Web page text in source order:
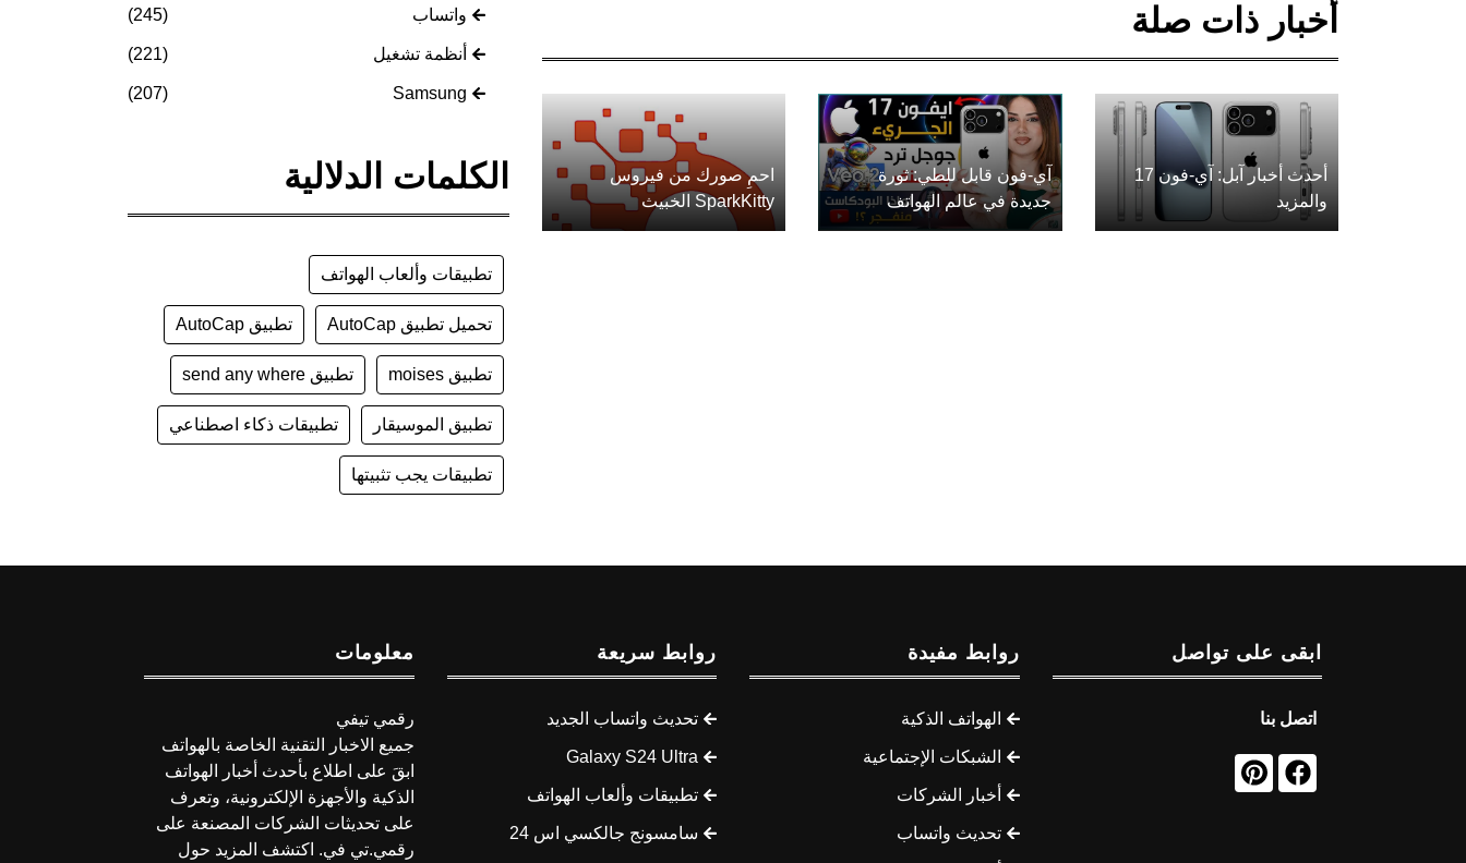
أخبار ذات صلة
أحدث أخبار آبل: آي-فون 17
والمزيد
آي-فون قابل للطي: ثورة
جديدة في عالم الهواتف
احمِ صورك من فيروس
SparkKitty الخبيث
واتساب (245)
أنظمة تشغيل (221)
Samsung
(207)
الكلمات الدلالية
تطبيقات وألعاب الهواتف
تحميل تطبيق AutoCap تطبيق AutoCap
تطبيق moises تطبيق send any where
تطبيق الموسيقار تطبيقات ذكاء اصطناعي
تطبيقات يجب تثبيتها
ابقى على تواصل
اتصل بنا
روابط مفيدة
الهواتف الذكية
الشبكات الإجتماعية
أخبار الشركات
تحديث واتساب
روابط سريعة
تحديث واتساب الجديد
Galaxy S24 Ultra
تطبيقات وألعاب الهواتف
سامسونج جالكسي اس 24
معلومات
رقمي تيفي
جميع الاخبار التقنية الخاصة بالهواتف
ابقَ على اطلاع بأحدث أخبار الهواتف
الذكية والأجهزة الإلكترونية، وتعرف
على تحديثات الشركات المصنعة على
رقمي.تي في. اكتشف المزيد حول